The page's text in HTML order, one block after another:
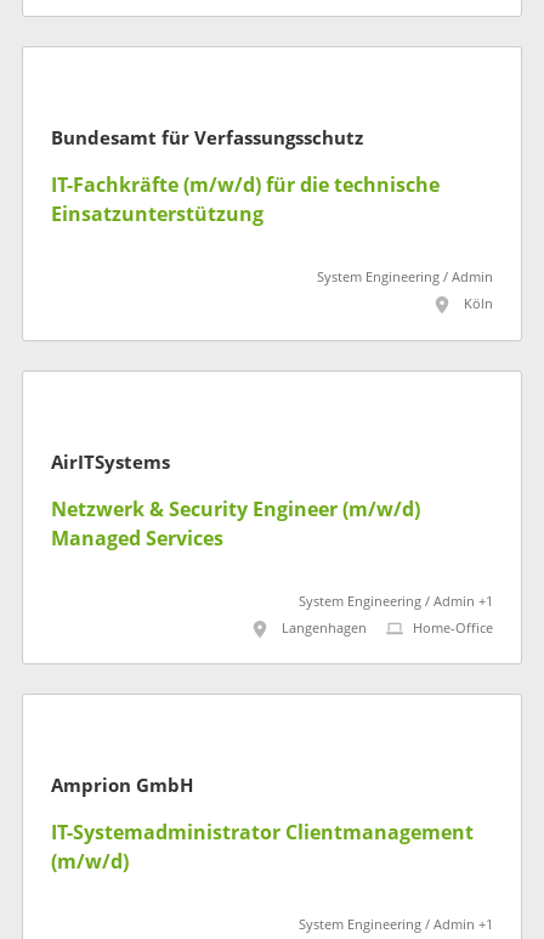
Bundesamt für Verfassungsschutz
IT-Fachkräfte (m/w/d) für die technische
Einsatzunterstützung
System Engineering / Admin
Köln
AirITSystems
Netzwerk & Security Engineer (m/w/d)
Managed Services
System Engineering / Admin +1
Langenhagen
Home-Office
Amprion GmbH
IT-Systemadministrator Clientmanagement
(m/w/d)
System Engineering / Admin +1